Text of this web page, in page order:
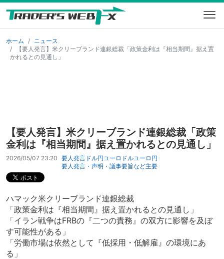
ホーム
ニュース
【要人発言】米クリーブランド連銀総裁「政策金利は『相当期間』据え置
かれるとの見通し」
【要人発言】米クリーブランド連銀総裁「政策
金利は『相当期間』据え置かれるとの見通し」
2026/05/07 23:20 要人発言 ドル円ユーロドルユーロ円
要人発言・声明・議事要旨など主要
ハマック米クリーブランド連銀総裁
「政策金利は『相当期間』据え置かれるとの見通し」
「イラン戦争はFRBの『二つの責務』の双方に影響を及ぼ
す可能性がある」
「労働市場は依然として『低採用・低解雇』の環境にあ
る」